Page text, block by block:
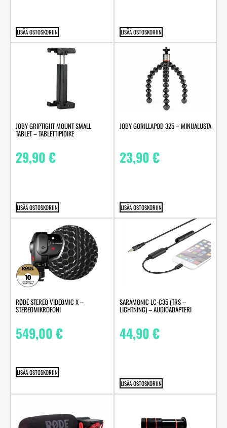
LISÄÄ OSTOSKORIIN LISÄÄ OSTOSKORIIN
JOBY GRIPTIGHT MOUNT SMALL
TABLET – TABLETTIPIDIKE
29,90€
LISÄÄ OSTOSKORIIN
JOBY GORILLAPOD 325 – MINIJALUSTA
23,90€
LISÄÄ OSTOSKORIIN
RØDE STEREO VIDEOMIC X –
STEREOMIKROFONI
549,00€
LISÄÄ OSTOSKORIIN
SARAMONIC LC-C35 (TRS –
LIGHTNING) – AUDIOADAPTERI
44,90€
LISÄÄ OSTOSKORIIN